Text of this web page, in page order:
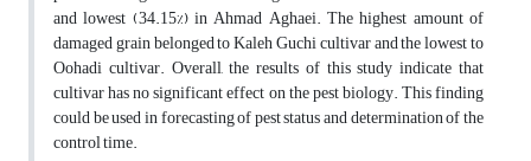
and lowest (34.15%) in Ahmad Aghaei. The highest amount of
damaged grain belonged to Kaleh Guchi cultivar and the lowest to
Oohadi cultivar. Overall, the results of this study indicate that
cultivar has no significant effect on the pest biology. This finding
could be used in forecasting of pest status and determination of the
control time.